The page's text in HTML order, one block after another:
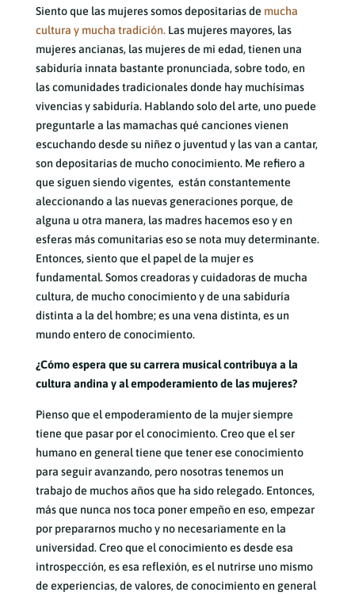
Siento que las mujeres somos depositarias de mucha
cultura y mucha tradición.Las mujeres mayores, las
mujeres ancianas, las mujeres de mi edad, tienen una
sabiduría innata bastante pronunciada, sobre todo, en
las comunidades tradicionales donde hay muchísimas
vivencias y sabiduría. Hablando solo del arte, uno puede
preguntarle a las mamachas qué canciones vienen
escuchando desde su niñez o juventud y las van a cantar,
son depositarias de mucho conocimiento. Me refiero a
que siguen siendo vigentes, están constantemente
aleccionando a las nuevas generaciones porque, de
alguna u otra manera, las madres hacemos eso y en
esferas más comunitarias eso se nota muy determinante.
Entonces, siento que el papel de la mujer es
fundamental. Somos creadoras y cuidadoras de mucha
cultura, de mucho conocimiento y de una sabiduría
distinta a la del hombre; es una vena distinta, es un
mundo entero de conocimiento.
¿Cómo espera que su carrera musical contribuya a la
cultura andina y al empoderamiento de las mujeres?
Pienso que el empoderamiento de la mujer siempre
tiene que pasar por el conocimiento. Creo que el ser
humano en general tiene que tener ese conocimiento
para seguir avanzando, pero nosotras tenemos un
trabajo de muchos años que ha sido relegado. Entonces,
más que nunca nos toca poner empeño en eso, empezar
por prepararnos mucho y no necesariamente en la
universidad. Creo que el conocimiento es desde esa
introspección, es esa reflexión, es el nutrirse uno mismo
de experiencias, de valores, de conocimiento en general